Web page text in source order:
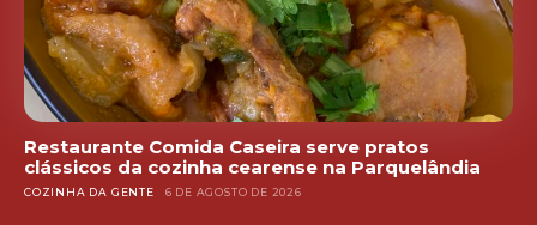
Restaurante Comida Caseira serve pratos
clássicos da cozinha cearense na Parquelândia
COZINHA DA GENTE 6 DE AGOSTO DE 2026